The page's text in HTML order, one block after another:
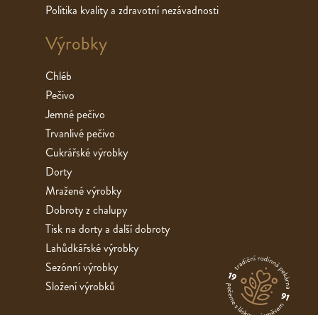
Politika kvality a zdravotní nezávadnosti
Výrobky
Chléb
Pečivo
Jemné pečivo
Trvanlivé pečivo
Cukrářské výrobky
Dorty
Mražené výrobky
Dobroty z chalupy
Tisk na dorty a další dobroty
Lahůdkářské výrobky
Sezónní výrobky
Složení výrobků